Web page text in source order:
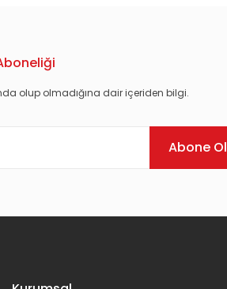
olup olmadığına dair içeriden bilgi.
Abone Ol